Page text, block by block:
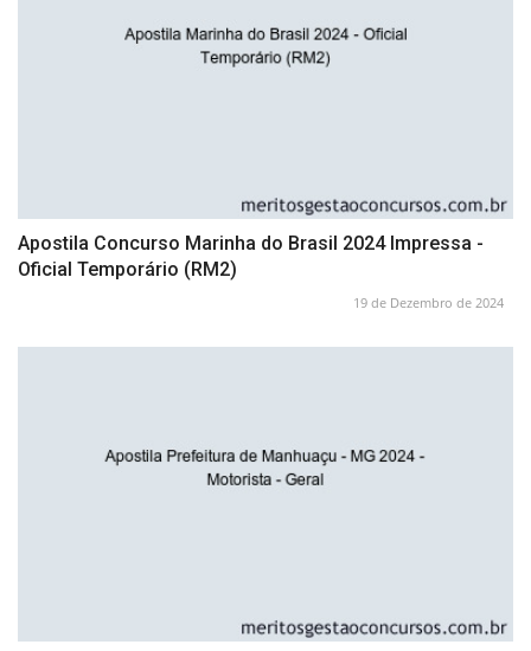
Apostila Concurso Marinha do Brasil 2024 Impressa -
Oficial Temporário (RM2)
19 de Dezembro de 2024